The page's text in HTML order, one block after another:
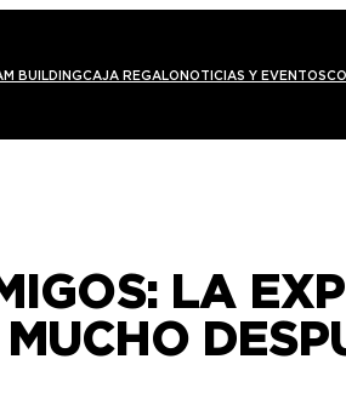
BUILDINGCAJA REGALO NOTICIAS Y EVENTOS
LA